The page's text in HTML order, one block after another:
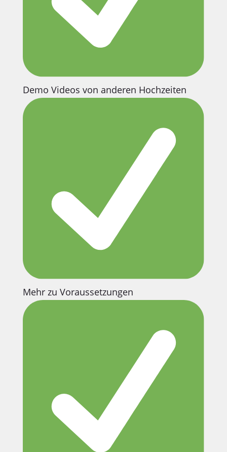
Demo Videos von anderen Hochzeiten
Mehr zu Voraussetzungen